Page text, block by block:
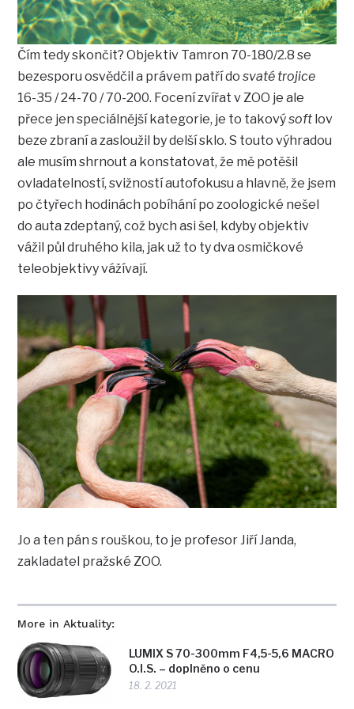
More in Aktuality:
LUMIX S 70-300mm F4,5-5,6 MACRO
O.I.S. – doplněno o cenu
18. 2. 2021
Čím tedy skončit? Objektiv Tamron 70-180/2.8 se
bezesporu osvědčil a právem patří dosvaté trojice
16-35 / 24-70 / 70-200. Focení zvířat v ZOO je ale
přece jen speciálnější kategorie, je to takovýsoftlov
beze zbraní a zasloužil by delší sklo. S touto výhradou
ale musím shrnout a konstatovat, že mě potěšil
ovladatelností, svižností autofokusu a hlavně, že jsem
po čtyřech hodinách pobíhání po zoologické nešel
do auta zdeptaný, což bych asi šel, kdyby objektiv
vážil půl druhého kila, jak už to ty dva osmičkové
teleobjektivy vážívají.
Jo a ten pán s rouškou, to je profesor Jiří Janda,
zakladatel pražské ZOO.